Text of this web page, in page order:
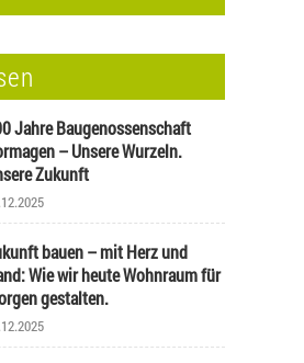
Jahre Baugenossenschaft
– Unsere Wurzeln.
Zukunft
bauen – mit Herz und
Wie wir heute Wohnraum für
gestalten.